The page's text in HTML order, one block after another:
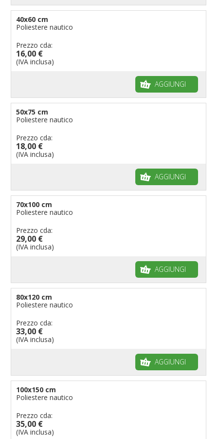
40x60 cm
Poliestere nautico
Prezzo cda:
16,00 €
(IVA inclusa)
AGGIUNGI
50x75 cm
Poliestere nautico
Prezzo cda:
18,00 €
(IVA inclusa)
AGGIUNGI
70x100 cm
Poliestere nautico
Prezzo cda:
29,00 €
(IVA inclusa)
AGGIUNGI
80x120 cm
Poliestere nautico
Prezzo cda:
33,00 €
(IVA inclusa)
AGGIUNGI
100x150 cm
Poliestere nautico
Prezzo cda:
35,00 €
(IVA inclusa)